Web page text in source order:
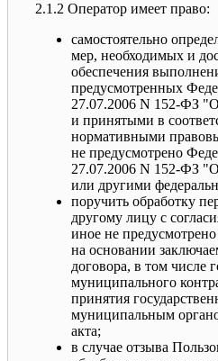
2.1.2 Оператор имеет право:
самостоятельно
мер, необходимых и
обеспечения
предусмотренных
27.07.2006 N 152-ФЗ
и принятыми в
нормативными
не предусмотрено
27.07.2006 N 152-ФЗ
или другими
поручить обработку
другому лицу с
иное не
на основании
договора, в том числе
муниципального
принятия
муниципальным
акта;
в случае отзыва